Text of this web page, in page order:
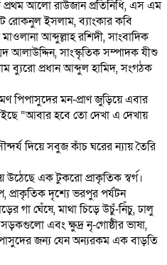
প্রথম আলো রাউজান প্রতিনিধি, এস এম
ইসলাম, ব্যাংকার কবি
আব্দুল্লাহ রশিদী, সাংবাদিক
আলাউদ্দিন, সাংস্কৃতিক সম্পাদক যীশু
ব্যুরো প্রধান আব্দুল হামিদ, সংগঠক
পিপাসুদের মন-প্রাণ জুড়িয়ে এবার
“আবার হবে তো দেখা এ দেখায়
দিয়ে সবুজ কাঁচ ঘরের ন্যায় তৈরি
উঠেছে এক টুকরো প্রাকৃতিক স্বর্গ।
প্রাকৃতিক দৃশ্যে ভরপুর পর্যটন
গা ঘেঁষে, মাথা চিড়ে উচুঁ-নিঁচু, ঢালু
এবং ক্ষুদ্র নৃ-গোষ্ঠীর ভাষা,
জন্য যেন অন্যরকম এক বাড়তি